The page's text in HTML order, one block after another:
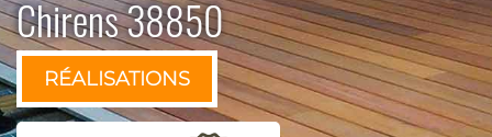
Chirens 38850
RÉALISATIONS